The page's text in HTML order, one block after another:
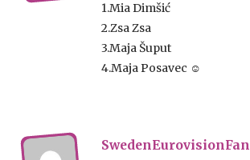
1.Mia Dimšić
2.Zsa Zsa
3.Maja Šuput
4.Maja Posavec ☺
SwedenEurovisionFan